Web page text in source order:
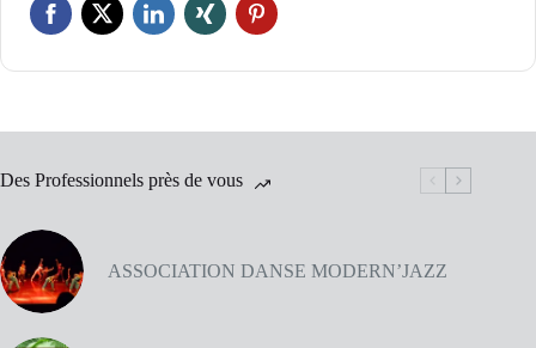
Des Professionnels près de vous
ASSOCIATION DANSE MODERN’JAZZ